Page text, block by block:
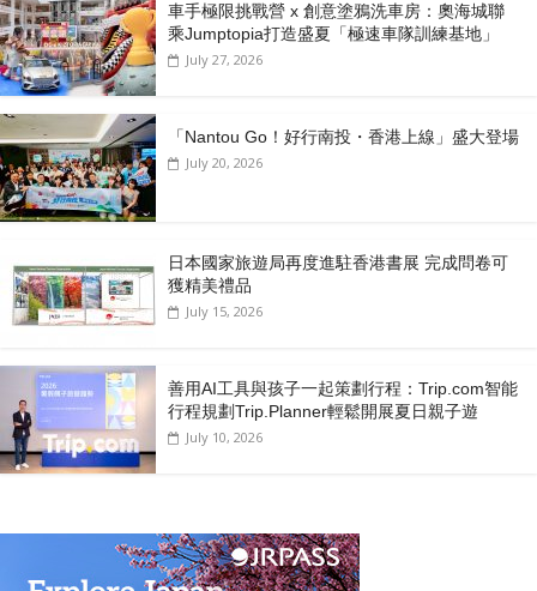
車手極限挑戰營 x 創意塗鴉洗車房：奧海城聯
乘Jumptopia打造盛夏「極速車隊訓練基地」
July 27, 2026
「Nantou Go！好行南投・香港上線」盛大登場
July 20, 2026
日本國家旅遊局再度進駐香港書展 完成問卷可
獲精美禮品
July 15, 2026
善用AI工具與孩子一起策劃行程：Trip.com智能
行程規劃Trip.Planner輕鬆開展夏日親子遊
July 10, 2026